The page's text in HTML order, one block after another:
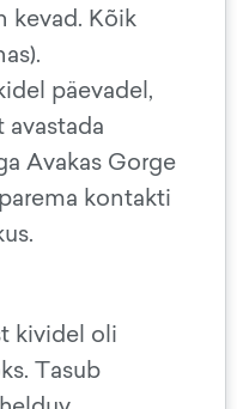
kevad. Kõik
päevadel,
Avakas Gorge
kontakti
kividel oli
Tasub